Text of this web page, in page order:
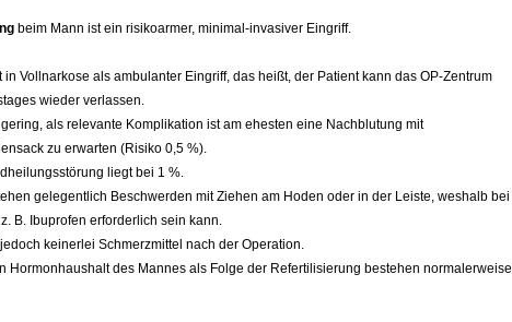
beim Mann ist ein risikoarmer, minimal-invasiver Eingriff.
Vollnarkose als ambulanter Eingriff, das heißt, der Patient kann das OP-Zentrum
wieder verlassen.
als relevante Komplikation ist am ehesten eine Nachblutung mit
zu erwarten (Risiko 0,5 %).
liegt bei 1 %.
gelegentlich Beschwerden mit Ziehen am Hoden oder in der Leiste, weshalb bei
B. Ibuprofen erforderlich sein kann.
keinerlei Schmerzmittel nach der Operation.
Hormonhaushalt des Mannes als Folge der Refertilisierung bestehen normalerweise